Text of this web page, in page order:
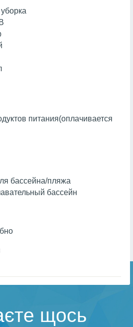
питания(оплачивается
бассейна/пляжа
бассейн
щось